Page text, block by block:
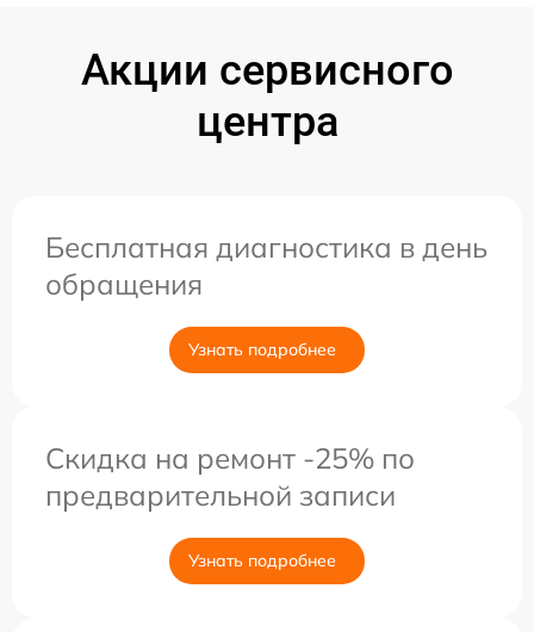
Акции сервисного
центра
Бесплатная диагностика в день
обращения
Узнать подробнее
Скидка на ремонт -25% по
предварительной записи
Узнать подробнее